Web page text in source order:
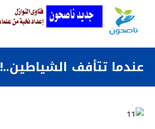
عندما تتأفف الشياطين..!